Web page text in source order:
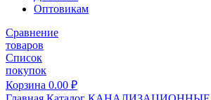
Оптовикам
Сравнение
товаров
Список
покупок
Корзина 0.00 ₽